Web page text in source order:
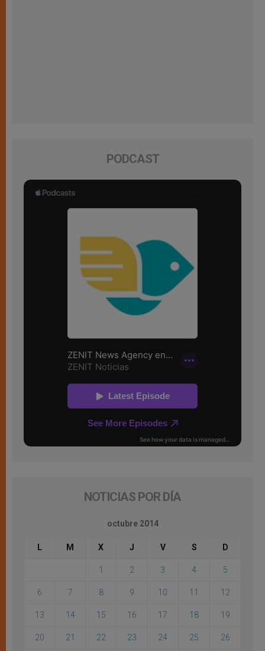
PODCAST
NOTICIAS POR DÍA
octubre 2014
L M X J V S D
1 2 3 4 5
6 7 8 9 10 11 12
13 14 15 16 17 18 19
20 21 22 23 24 25 26